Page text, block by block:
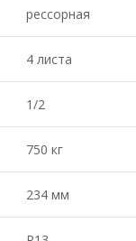
рессорная
4 листа
1/2
750 кг
234 мм